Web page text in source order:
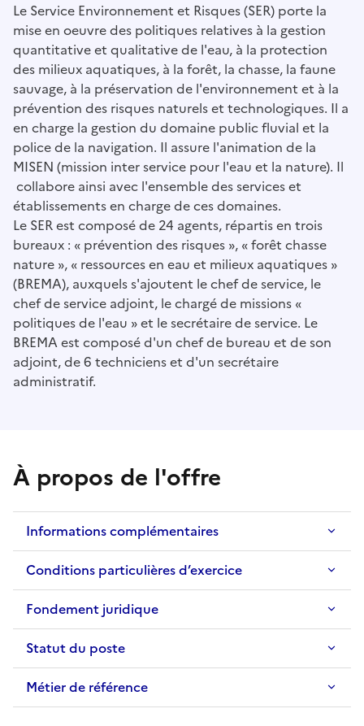
Le Service Environnement et Risques (SER) porte la
mise en oeuvre des politiques relatives à la gestion
quantitative et qualitative de l'eau, à la protection
des milieux aquatiques, à la forêt, la chasse, la faune
sauvage, à la préservation de l'environnement et à la
prévention des risques naturels et technologiques. Il a
en charge la gestion du domaine public fluvial et la
police de la navigation. Il assure l'animation de la
MISEN (mission inter service pour l'eau et la nature). Il
collabore ainsi avec l'ensemble des services et
établissements en charge de ces domaines.
Le SER est composé de 24 agents, répartis en trois
bureaux : « prévention des risques », « forêt chasse
nature », « ressources en eau et milieux aquatiques »
(BREMA), auxquels s'ajoutent le chef de service, le
chef de service adjoint, le chargé de missions «
politiques de l'eau » et le secrétaire de service. Le
BREMA est composé d'un chef de bureau et de son
adjoint, de 6 techniciens et d'un secrétaire
administratif.
À propos de l'offre
Informations complémentaires
Conditions particulières d’exercice
Fondement juridique
Statut du poste
Métier de référence